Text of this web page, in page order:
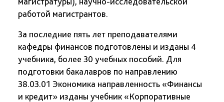
работой магистрантов.
За последние пять лет преподавателями
кафедры финансов подготовлены и изданы 4
учебника, более 30 учебных пособий. Для
подготовки бакалавров по направлению
38.03.01 Экономика направленность «Финансы
и кредит» изданы учебник «Корпоративные